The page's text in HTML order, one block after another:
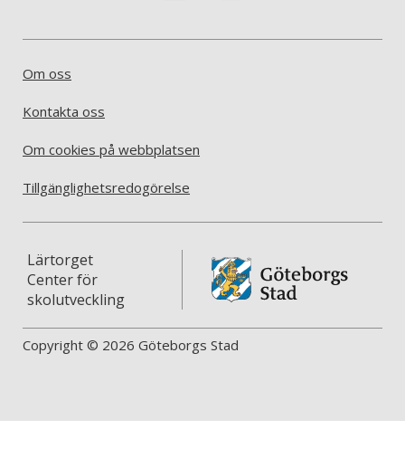
Om oss
Kontakta oss
Om cookies på webbplatsen
Tillgänglighetsredogörelse
Lärtorget
Center för
skolutveckling
Copyright © 2026 Göteborgs Stad